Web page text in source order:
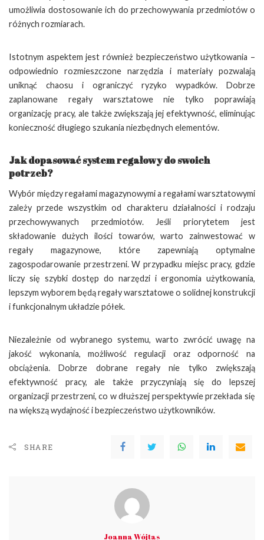
umożliwia dostosowanie ich do przechowywania przedmiotów o
różnych rozmiarach.
Istotnym aspektem jest również bezpieczeństwo użytkowania –
odpowiednio rozmieszczone narzędzia i materiały pozwalają
uniknąć chaosu i ograniczyć ryzyko wypadków. Dobrze
zaplanowane regały warsztatowe nie tylko poprawiają
organizację pracy, ale także zwiększają jej efektywność, eliminując
konieczność długiego szukania niezbędnych elementów.
Jak dopasować system regałowy do swoich
potrzeb?
Wybór między regałami magazynowymi a regałami warsztatowymi
zależy przede wszystkim od charakteru działalności i rodzaju
przechowywanych przedmiotów. Jeśli priorytetem jest
składowanie dużych ilości towarów, warto zainwestować w
regały magazynowe, które zapewniają optymalne
zagospodarowanie przestrzeni. W przypadku miejsc pracy, gdzie
liczy się szybki dostęp do narzędzi i ergonomia użytkowania,
lepszym wyborem będą regały warsztatowe o solidnej konstrukcji
i funkcjonalnym układzie półek.
Niezależnie od wybranego systemu, warto zwrócić uwagę na
jakość wykonania, możliwość regulacji oraz odporność na
obciążenia. Dobrze dobrane regały nie tylko zwiększają
efektywność pracy, ale także przyczyniają się do lepszej
organizacji przestrzeni, co w dłuższej perspektywie przekłada się
na większą wydajność i bezpieczeństwo użytkowników.
SHARE
Joanna Wójtas